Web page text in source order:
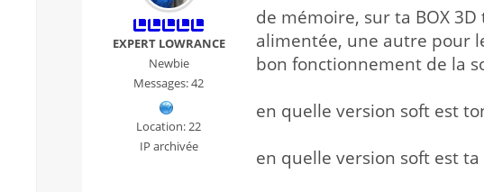
EXPERT LOWRANCE
Newbie
Messages: 42
Location: 22
IP archivée
de mémoire, sur ta BOX
alimentée, une autre pour
bon fonctionnement de la
en quelle version soft est
en quelle version soft est ta